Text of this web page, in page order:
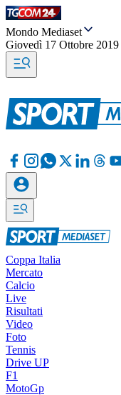
Mondo Mediaset
Giovedì 17 Ottobre 2019
Coppa Italia
Mercato
Calcio
Live
Risultati
Video
Foto
Tennis
Drive UP
F1
MotoGp